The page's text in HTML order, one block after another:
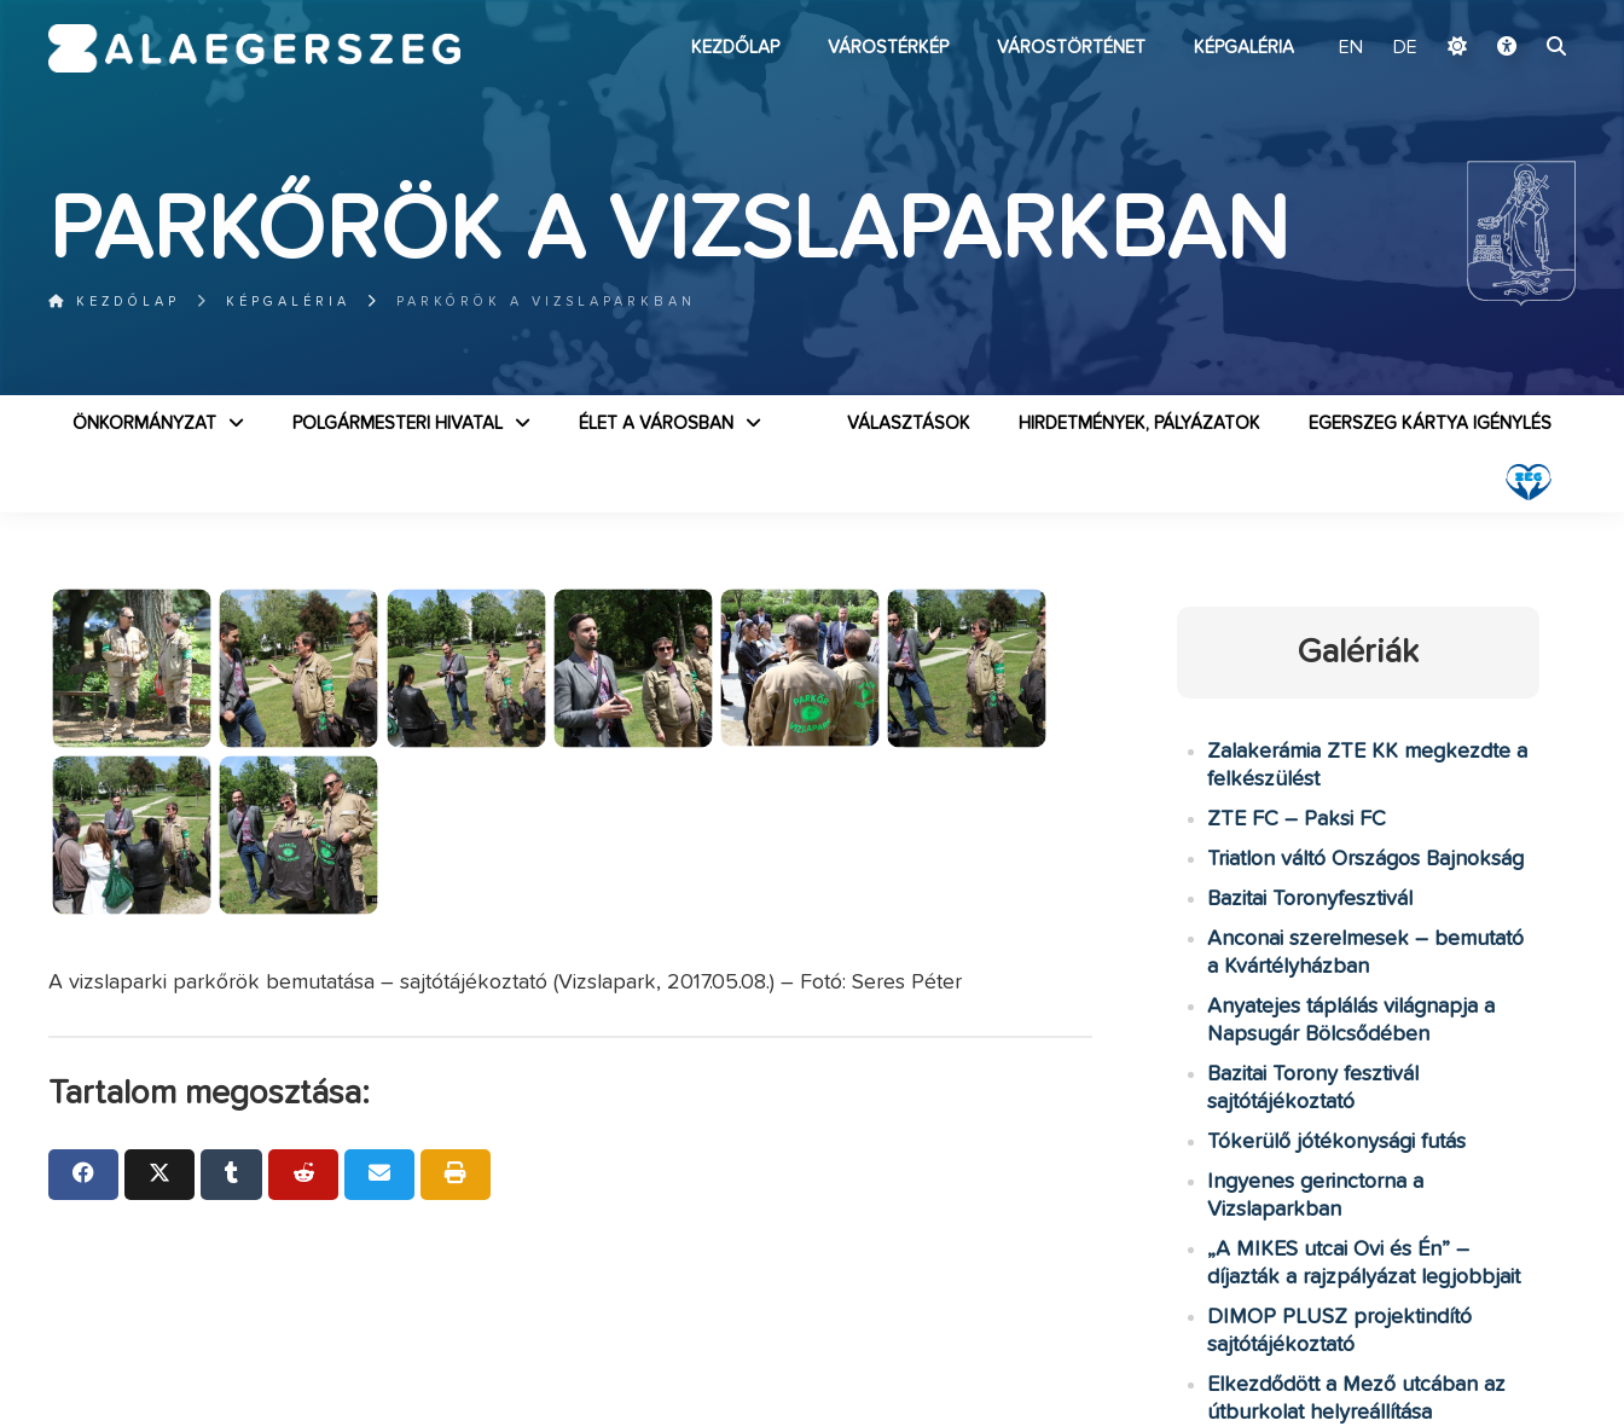
KEZDŐLAP VÁROSTÉRKÉP VÁROSTÖRTÉNET KÉPGALÉRIA EN DE
PARKŐRÖK A VIZSLAPARKBAN
KEZDŐLAP KÉPGALÉRIA PARKŐRÖK A VIZSLAPARKBAN
ÖNKORMÁNYZAT POLGÁRMESTERI HIVATAL ÉLET A VÁROSBAN EGERSZEG KÁRTYA IGÉNYLÉS
HIRDETMÉNYEK, PÁLYÁZATOK
VÁLASZTÁSOK
A vizslaparki parkőrök bemutatása – sajtótájékoztató (Vizslapark, 2017.05.08.) – Fotó: Seres Péter
Tartalom megosztása:
Galériák
Zalakerámia ZTE KK megkezdte a
felkészülést
ZTE FC – Paksi FC
Triatlon váltó Országos Bajnokság
Bazitai Toronyfesztivál
Anconai szerelmesek – bemutató
a Kvártélyházban
Anyatejes táplálás világnapja a
Napsugár Bölcsődében
Bazitai Torony fesztivál
sajtótájékoztató
Tókerülő jótékonysági futás
Ingyenes gerinctorna a
Vizslaparkban
„A MIKES utcai Ovi és Én” –
díjazták a rajzpályázat legjobbjait
DIMOP PLUSZ projektindító
sajtótájékoztató
Elkezdődött a Mező utcában az
útburkolat helyreállítása